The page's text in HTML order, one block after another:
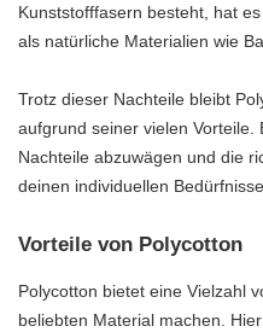
Kunststofffasern besteht, hat
als natürliche Materialien wie
Trotz dieser Nachteile bleibt
aufgrund seiner vielen Vorteile.
Nachteile abzuwägen und die
deinen individuellen
Vorteile von Polycotton
Polycotton bietet eine Vielzahl
beliebten Material machen.